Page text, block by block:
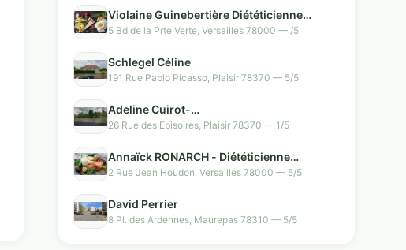
Violaine Guinebertière Diététicienne
nutritionniste
5 Bd de la Prte Verte, Versailles 78000 — /5
Schlegel Céline
191 Rue Pablo Picasso, Plaisir 78370 — 5/5
Adeline Cuirot-
Diététicienne/Nutritionniste du Sport
26 Rue des Ebisoires, Plaisir 78370 — 1/5
Annaïck RONARCH - Diététicienne
Nutritionniste VERSAILLES
2 Rue Jean Houdon, Versailles 78000 — 5/5
David Perrier
8 Pl. des Ardennes, Maurepas 78310 — 5/5